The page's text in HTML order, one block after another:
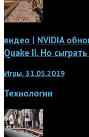
видео | NVIDIA
Quake II. Но
Игры, 31.05.2019
Технологии